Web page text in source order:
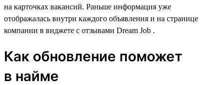
на карточках вакансий. Раньше информация уже
отображалась внутри каждого объявления и на странице
компании в виджете с отзывами Dream Job .
Как обновление поможет
в найме